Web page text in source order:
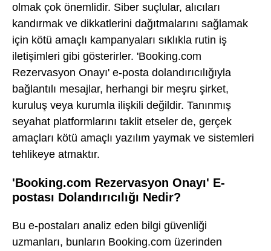
olmak çok önemlidir. Siber suçlular, alıcıları
kandırmak ve dikkatlerini dağıtmalarını sağlamak
için kötü amaçlı kampanyaları sıklıkla rutin iş
iletişimleri gibi gösterirler. 'Booking.com
Rezervasyon Onayı' e-posta dolandırıcılığıyla
bağlantılı mesajlar, herhangi bir meşru şirket,
kuruluş veya kurumla ilişkili değildir. Tanınmış
seyahat platformlarını taklit etseler de, gerçek
amaçları kötü amaçlı yazılım yaymak ve sistemleri
tehlikeye atmaktır.
'Booking.com Rezervasyon Onayı' E-
postası Dolandırıcılığı Nedir?
Bu e-postaları analiz eden bilgi güvenliği
uzmanları, bunların Booking.com üzerinden